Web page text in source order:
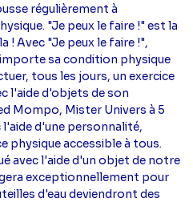
régulièrement à
"Je peux le faire !" est la
Avec "Je peux le faire !",
sa condition physique
tous les jours, un exercice
l'aide d'objets de son
Mompo, Mister Univers à 5
d'une personnalité,
physique accessible à tous.
avec l'aide d'un objet de notre
exceptionnellement pour
d'eau deviendront des